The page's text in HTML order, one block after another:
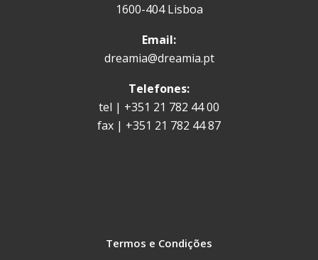
1600-404 Lisboa
Email:
dreamia@dreamia.pt
Telefones:
tel | +351 21 782 44 00
fax | +351 21 782 44 87
Termos e Condições